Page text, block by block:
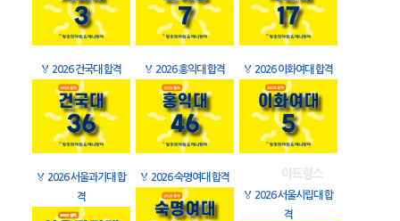
🏅 2026 건국대 합격 🏅 2026 홍익대 합격 🏅 2026 이화여대 합격
🏅 2026 서울과기대 합
격
🏅 2026 숙명여대 합격
🏅 2026 서울시립대 합
격